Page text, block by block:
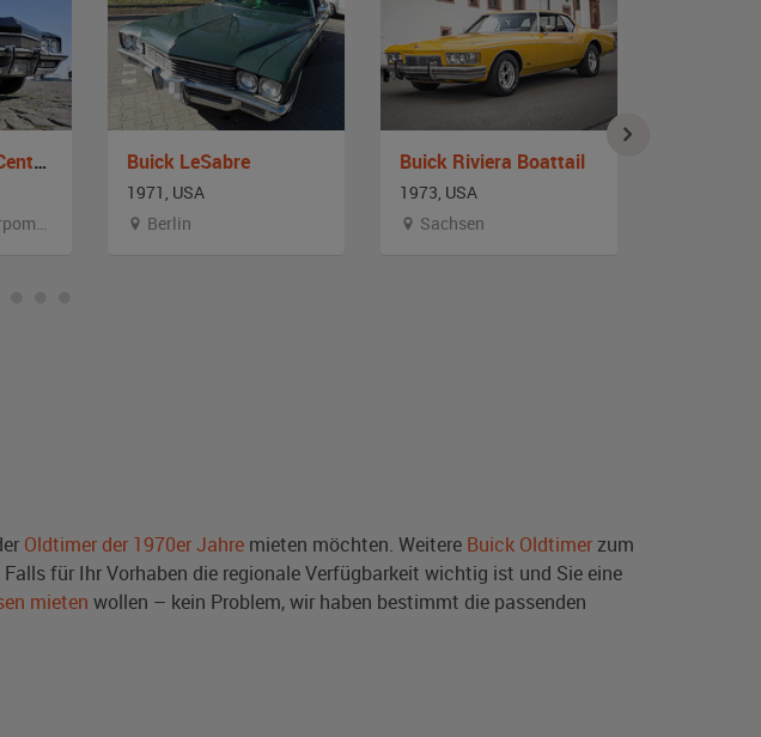
Buick Le Sabre (Centurion) Buick LeSabre
1971, USA
Berlin
Buick Riviera Boattail
1973, USA
Sachsen
Oldtimer der 1970er Jahre mieten möchten. Weitere Buick Oldtimer zum
für Ihr Vorhaben die regionale Verfügbarkeit wichtig ist und Sie eine
mieten wollen – kein Problem, wir haben bestimmt die passenden